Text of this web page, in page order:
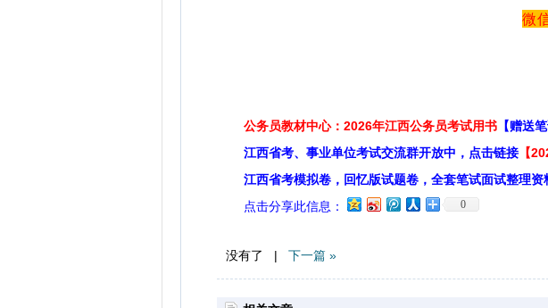
微
公务员教材中心：2026年江西公务员考试用书 【赠送
江西省考、事业单位考试交流群开放中，点击链接 【
江西省考模拟卷，回忆版试题卷，全套笔试面试整理资
点击分享此信息：
0
没有了 | 下一篇 »